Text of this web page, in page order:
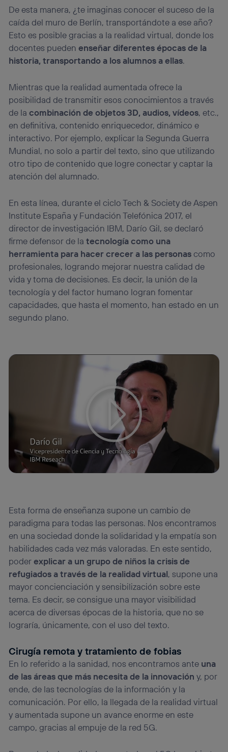
De esta manera, ¿te imaginas conocer el suceso de la
caída del muro de Berlín, transportándote a ese año?
Esto es posible gracias a la realidad virtual, donde los
docentes pueden enseñar diferentes épocas de la
historia, transportando a los alumnos a ellas.
Mientras que la realidad aumentada ofrece la
posibilidad de transmitir esos conocimientos a través
de lacombinación de objetos 3D, audios, vídeos, etc.,
en definitiva, contenido enriquecedor, dinámico e
interactivo. Por ejemplo, explicar la Segunda Guerra
Mundial, no solo a partir del texto, sino que utilizando
otro tipo de contenido que logre conectar y captar la
atención del alumnado.
En esta línea, durante el ciclo Tech & Society de Aspen
Institute España y Fundación Telefónica 2017, el
director de investigación IBM, Darío Gil, se declaró
firme defensor de latecnología como una
herramienta para hacer crecer a las personascomo
profesionales, logrando mejorar nuestra calidad de
vida y toma de decisiones. Es decir, la unión de la
tecnología y del factor humano logran fomentar
capacidades, que hasta el momento, han estado en un
segundo plano.
Tu configuración de cookies no permite la visualización de
este contenido
Configurar cookies
Esta forma de enseñanza supone un cambio de
paradigma para todas las personas. Nos encontramos
en una sociedad donde la solidaridad y la empatía son
habilidades cada vez más valoradas. En este sentido,
poderexplicar a un grupo de niños la crisis de
refugiados a través de la realidad virtual, supone una
mayor concienciación y sensibilización sobre este
tema. Es decir, se consigue una mayor visibilidad
acerca de diversas épocas de la historia, que no se
lograría, únicamente, con el uso del texto.
Cirugía remota y tratamiento de fobias
En lo referido a la sanidad, nos encontramos ante una
de las áreas que más necesita de la innovacióny, por
ende, de las tecnologías de la información y la
comunicación. Por ello, la llegada de la realidad virtual
y aumentada supone un avance enorme en este
campo, gracias al empuje de la red 5G.